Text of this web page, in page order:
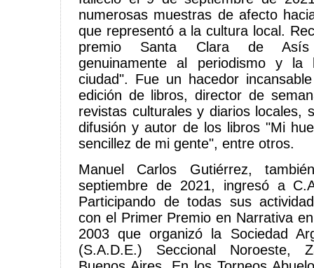
numerosas muestras de afecto
que representó a la cultura local.
premio Santa Clara de Asís
genuinamente al periodismo y la
ciudad". Fue un hacedor
edición de libros, director de
revistas culturales y diarios locales,
difusión y autor de los libros "Mi
sencillez de mi gente", entre otros.
Manuel Carlos Gutiérrez,
septiembre de 2021, ingresó a
Participando de todas sus
con el Primer Premio en Narrativa
2003 que organizó la Sociedad
(S.A.D.E.) Seccional Noroeste,